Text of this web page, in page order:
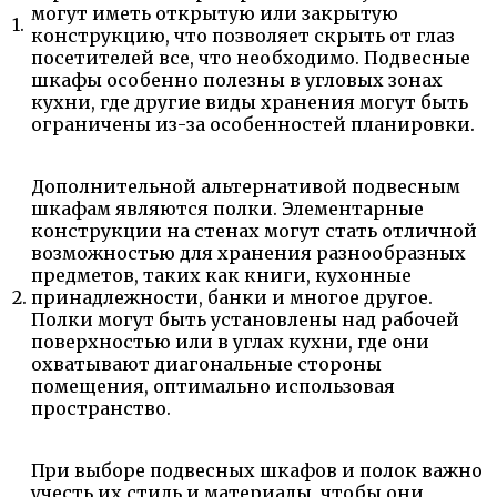
1. могут иметь открытую или закрытую
конструкцию, что позволяет скрыть от глаз
посетителей все, что необходимо. Подвесные
шкафы особенно полезны в угловых зонах
кухни, где другие виды хранения могут быть
ограничены из-за особенностей планировки.
2.
Дополнительной альтернативой подвесным
шкафам являются полки. Элементарные
конструкции на стенах могут стать отличной
возможностью для хранения разнообразных
предметов, таких как книги, кухонные
принадлежности, банки и многое другое.
Полки могут быть установлены над рабочей
поверхностью или в углах кухни, где они
охватывают диагональные стороны
помещения, оптимально использовая
пространство.
При выборе подвесных шкафов и полок важно